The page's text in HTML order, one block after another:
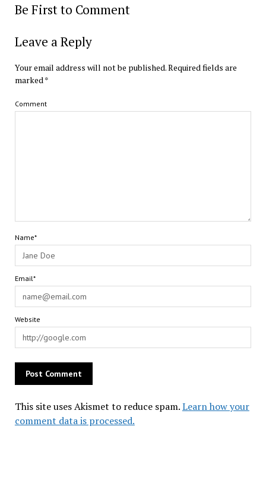
Be First to Comment
Leave a Reply
Your email address will not be published.Required fields are
marked *
Comment
Name*
Email*
Website
This site uses Akismet to reduce spam.Learn how your
comment data is processed.